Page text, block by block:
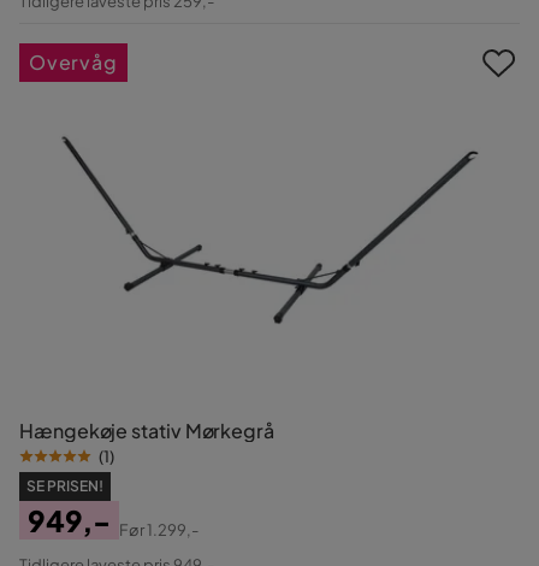
Hængekøje stativ Mørkegrå
(1)
SE PRISEN!
Pris
949,-
Original
Før1.299,-
Overvåg